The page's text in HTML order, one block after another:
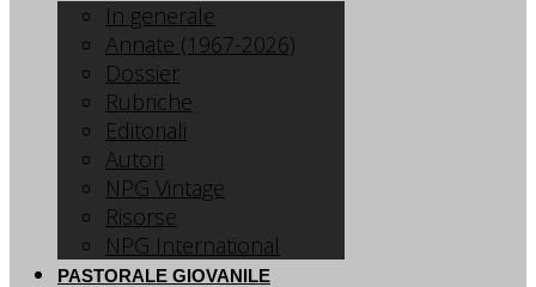
In generale
Annate (1967-2026)
Dossier
Rubriche
Editoriali
Autori
NPG Vintage
Risorse
NPG International
PASTORALE GIOVANILE